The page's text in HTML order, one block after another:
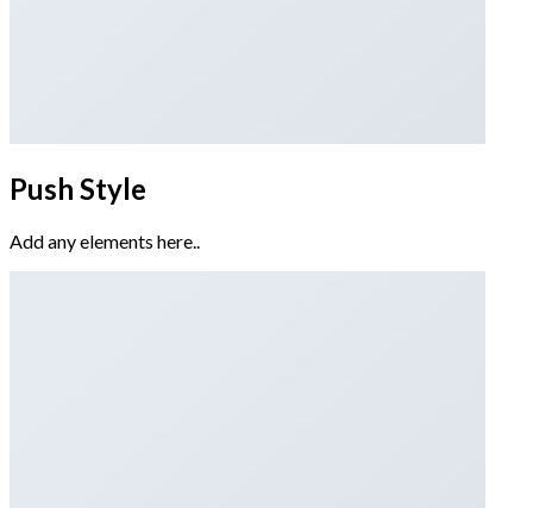
Push Style
Add any elements here..